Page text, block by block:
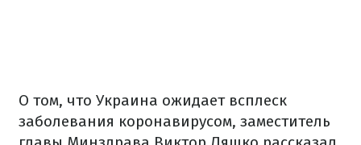
О том, что Украина ожидает всплеск
заболевания коронавирусом, заместитель